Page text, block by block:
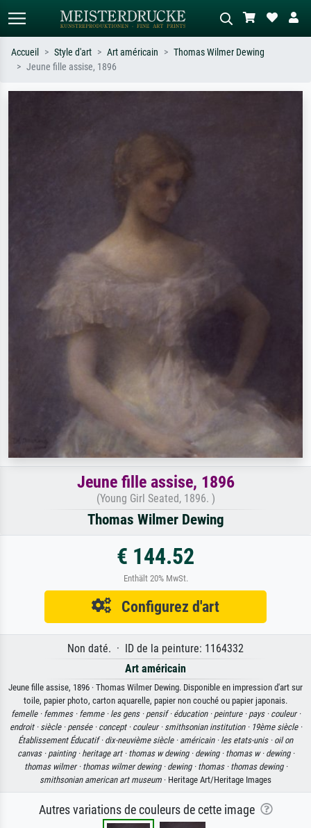
Accueil Style d'art Art américain
Thomas Wilmer Dewing
Jeune fille assise, 1896
Jeune fille assise, 1896
(Young Girl Seated, 1896. )
Thomas Wilmer Dewing
€ 144.52
Enthält 20% MwSt.
Configurez d'art
Non daté. · ID de la peinture: 1164332
Art américain
Jeune fille assise, 1896 · Thomas Wilmer Dewing. Disponible en impression d'art sur
toile, papier photo, carton aquarelle, papier non couché ou papier japonais.
femelle · femmes · femme · les gens · pensif · éducation · peinture · pays · couleur ·
endroit · siècle · pensée · concept · couleur · smithsonian institution · 19ème siècle ·
Établissement Éducatif · dix-neuvième siècle · américain · les etats-unis · oil on
canvas · painting · heritage art · thomas w dewing · dewing · thomas w · dewing ·
thomas wilmer · thomas wilmer dewing · dewing · thomas · thomas dewing ·
smithsonian american art museum · Heritage Art/Heritage Images
Autres variations de couleurs de cette image